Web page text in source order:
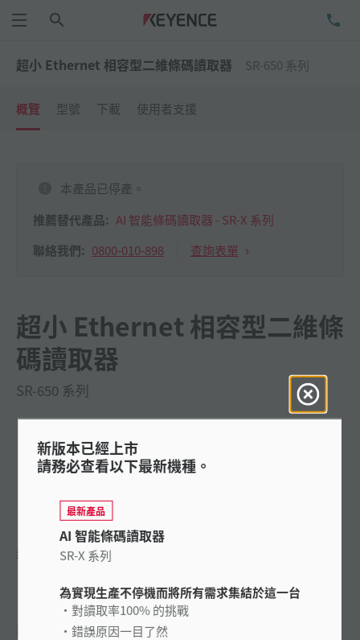
功能表
超小 Ethernet 相容型二維條碼讀取器 SR-650 系列
概覽 型號 下載 使用者支援
本產品已停產。
推薦替代產品: AI 智能條碼讀取器 - SR-X 系列
聯絡我們: 0800-010-898 查詢表單
超小 Ethernet 相容型二維條
碼讀取器
SR-650 系列
新型二維條碼讀取器帶來更多的可能
詢問 KEYENCE
新版本已經上市
請務必查看以下最新機種。
最新產品
AI 智能條碼讀取器
SR-X 系列
為實現生產不停機而將所有需求集結於這一台
對讀取率100% 的挑戰
錯誤原因一目了然